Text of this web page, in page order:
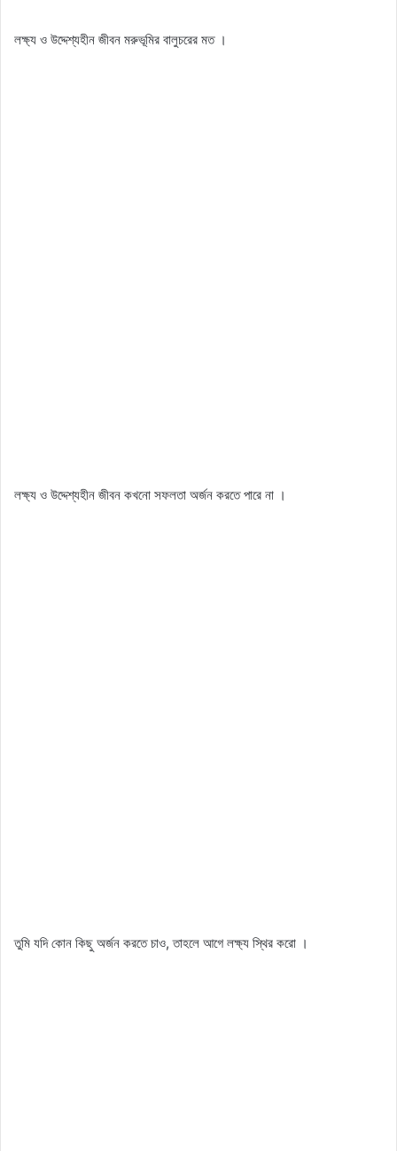
লক্ষ্য ও উদ্দেশ্যহীন জীবন মরুভূমির বালুচরের মত ।
লক্ষ্য ও উদ্দেশ্যহীন জীবন কখনো সফলতা অর্জন করতে পারে না ।
তুমি যদি কোন কিছু অর্জন করতে চাও, তাহলে আগে লক্ষ্য স্থির করো ।